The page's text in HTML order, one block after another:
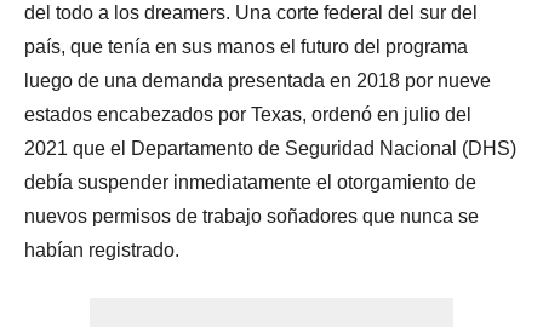
del todo a los dreamers. Una corte federal del sur del
país, que tenía en sus manos el futuro del programa
luego de una demanda presentada en 2018 por nueve
estados encabezados por Texas, ordenó en julio del
2021 que el Departamento de Seguridad Nacional (DHS)
debía suspender inmediatamente el otorgamiento de
nuevos permisos de trabajo soñadores que nunca se
habían registrado.